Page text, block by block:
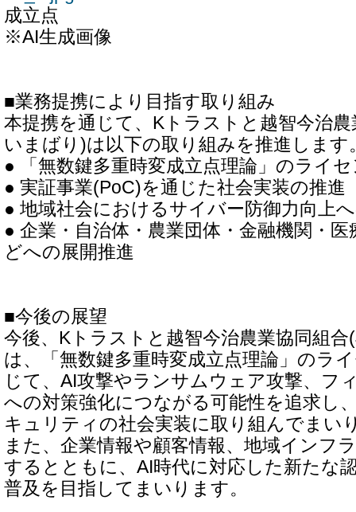
成立点
※AI生成画像
■業務提携により目指す取り組み
本提携を通じて、Kトラストと越智今治
いまばり)は以下の取り組みを推進します
● 「無数鍵多重時変成立点理論」のライ
● 実証事業(PoC)を通じた社会実装の推進
● 地域社会におけるサイバー防御力向上
● 企業・自治体・農業団体・金融機関・
どへの展開推進
■今後の展望
今後、Kトラストと越智今治農業協同組
は、「無数鍵多重時変成立点理論」のラ
じて、AI攻撃やランサムウェア攻撃、フ
への対策強化につながる可能性を追求し
キュリティの社会実装に取り組んでまい
また、企業情報や顧客情報、地域インフ
するとともに、AI時代に対応した新たな
普及を目指してまいります。